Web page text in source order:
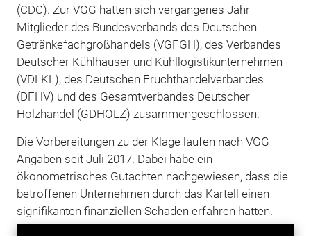
(CDC). Zur VGG hatten sich vergangenes Jahr
Mitglieder des Bundesverbands des Deutschen
Getränkefachgroßhandels (VGFGH), des Verbandes
Deutscher Kühlhäuser und Kühllogistikunternehmen
(VDLKL), des Deutschen Fruchthandelverbandes
(DFHV) und des Gesamtverbandes Deutscher
Holzhandel (GDHOLZ) zusammengeschlossen.
Die Vorbereitungen zu der Klage laufen nach VGG-
Angaben seit Juli 2017. Dabei habe ein
ökonometrisches Gutachten nachgewiesen, dass die
betroffenen Unternehmen durch das Kartell einen
signifikanten finanziellen Schaden erfahren hatten.
„Wir haben die VGG gemeinsam gegründet, um auch